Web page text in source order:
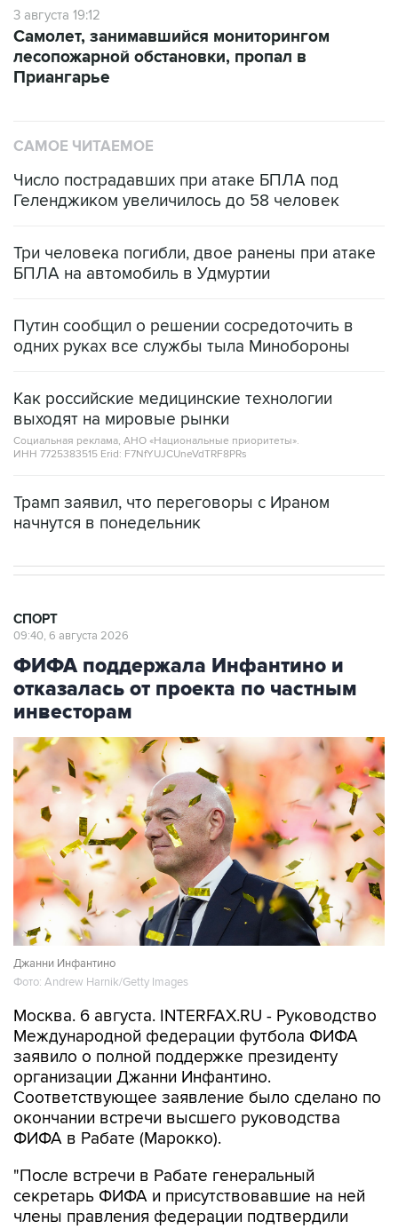
3 августа 19:12
Самолет, занимавшийся мониторингом
лесопожарной обстановки, пропал в
Приангарье
САМОЕ ЧИТАЕМОЕ
Число пострадавших при атаке БПЛА под
Геленджиком увеличилось до 58 человек
Три человека погибли, двое ранены при атаке
БПЛА на автомобиль в Удмуртии
Путин сообщил о решении сосредоточить в
одних руках все службы тыла Минобороны
Как российские медицинские технологии
выходят на мировые рынки
Социальная реклама, АНО «Национальные приоритеты».
ИНН 7725383515 Erid: F7NfYUJCUneVdTRF8PRs
Трамп заявил, что переговоры с Ираном
начнутся в понедельник
СПОРТ
09:40, 6 августа 2026
ФИФА поддержала Инфантино и
отказалась от проекта по частным
инвесторам
Джанни Инфантино
Фото: Andrew Harnik/Getty Images
Москва. 6 августа. INTERFAX.RU - Руководство
Международной федерации футбола ФИФА
заявило о полной поддержке президенту
организации Джанни Инфантино.
Соответствующее заявление было сделано по
окончании встречи высшего руководства
ФИФА в Рабате (Марокко).
"После встречи в Рабате генеральный
секретарь ФИФА и присутствовавшие на ней
члены правления федерации подтвердили